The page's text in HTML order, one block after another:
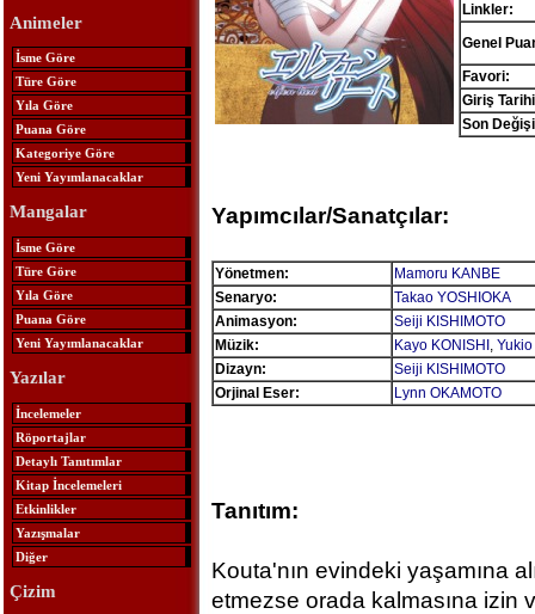
Animeler
İsme Göre
Türe Göre
Yıla Göre
Puana Göre
Kategoriye Göre
Yeni Yayımlanacaklar
Mangalar
İsme Göre
Türe Göre
Yıla Göre
Puana Göre
Yeni Yayımlanacaklar
Yazılar
İncelemeler
Röportajlar
Detaylı Tanıtımlar
Kitap İncelemeleri
Etkinlikler
Yazışmalar
Diğer
Çizim
Linkler:
Genel
Favori:
Giriş
Son
Yapımcılar/Sanatçılar:
Yönetmen:
Mamoru KANBE
Senaryo:
Takao YOSHIOKA
Animasyon:
Seiji KISHIMOTO
Müzik:
Kayo KONISHI ,
Dizayn:
Seiji KISHIMOTO
Orjinal Eser:
Lynn OKAMOTO
Tanıtım:
Kouta'nın evindeki yaşamına
etmezse orada kalmasına izin